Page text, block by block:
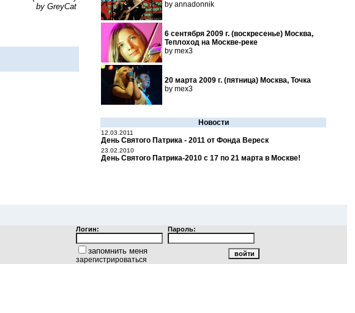
by GreyCat
by annadonnik
6 сентября 2009 г. (воскресенье) Москва,
Теплоход на Москве-реке
by mex3
20 марта 2009 г. (пятница) Москва, Точка
by mex3
Новости
12.03.2011
День Святого Патрика - 2011 от Фонда Вереск
23.02.2010
День Святого Патрика-2010 с 17 по 21 марта в Москве!
Логин: Пароль:
запомнить меня
зарегистрироваться